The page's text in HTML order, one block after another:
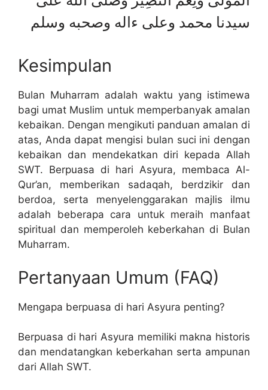
سيدنا محمد وعلى ءاله وصحبه وسلم
Kesimpulan
Bulan Muharram adalah waktu yang istimewa
bagi umat Muslim untuk memperbanyak amalan
kebaikan. Dengan mengikuti panduan amalan di
atas, Anda dapat mengisi bulan suci ini dengan
kebaikan dan mendekatkan diri kepada Allah
SWT. Berpuasa di hari Asyura, membaca Al-
Qur’an, memberikan sadaqah, berdzikir dan
berdoa, serta menyelenggarakan majlis ilmu
adalah beberapa cara untuk meraih manfaat
spiritual dan memperoleh keberkahan di Bulan
Muharram.
Pertanyaan Umum (FAQ)
Mengapa berpuasa di hari Asyura penting?
Berpuasa di hari Asyura memiliki makna historis
dan mendatangkan keberkahan serta ampunan
dari Allah SWT.